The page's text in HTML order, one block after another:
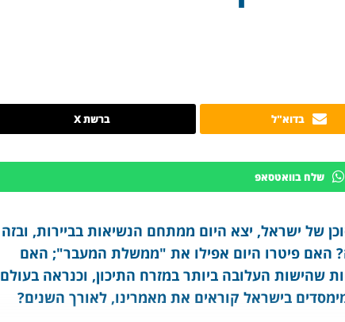
בדוא"ל ברשת X
שלח בוואטסאפ
של ישראל, יצא היום ממתחם הנשיאות בביירות, ובזה
האם פיטרו היום אפילו את "ממשלת המעבר"; האם
שהישות העלובה ביותר במזרח התיכון, וכנראה בעולם
בישראל קוראים את מאמרינו, לאורך השנים?